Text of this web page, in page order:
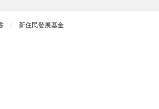
新住民發展基金